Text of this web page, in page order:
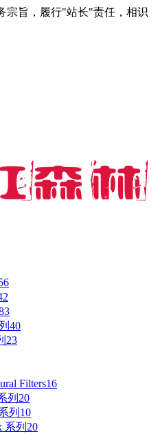
宗旨，履行"站长"责任，相识
40
23
Filters16
列 20
列 10
系列 20